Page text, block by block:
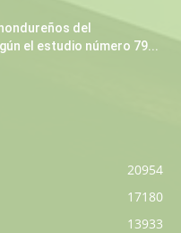
del
el estudio número 79...
20954
17180
13933